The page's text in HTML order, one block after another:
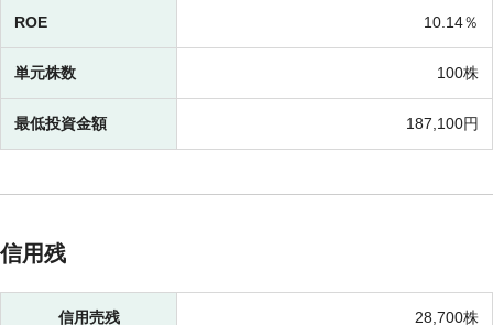
ROE 10.14％
単元株数 100株
最低投資金額 187,100円
信用残
信用売残
28,700株